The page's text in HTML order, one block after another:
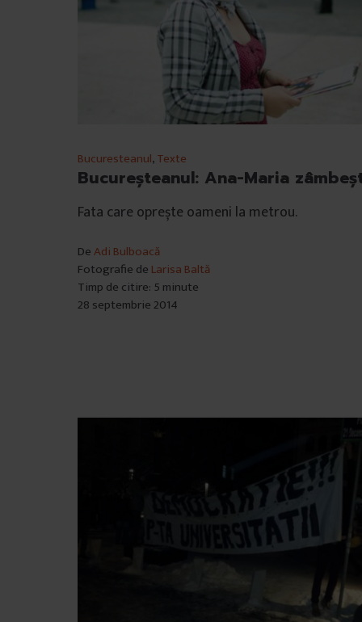
Bucuresteanul,Texte
Bucureșteanul: Ana-Maria
Fata care oprește oameni la metrou.
DeAdi Bulboacă
Fotografie de Larisa Baltă
Timp de citire: 5 minute
28 septembrie 2014